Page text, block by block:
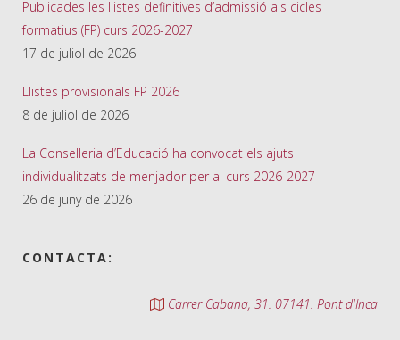
Publicades les llistes definitives d’admissió als cicles
formatius (FP) curs 2026-2027
17 de juliol de 2026
Llistes provisionals FP 2026
8 de juliol de 2026
La Conselleria d’Educació ha convocat els ajuts
individualitzats de menjador per al curs 2026-2027
26 de juny de 2026
CONTACTA:
Carrer Cabana, 31. 07141. Pont d'Inca